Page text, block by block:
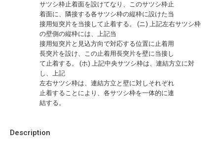
Description
サツシ枠止着面を設けてなり、このサツシ枠止
着面に、隣接する各サツシ枠の縦枠に設けた当
接用短突片を当接して止着する。 (ニ) 上記左右サツシ枠
の壁側の縦枠には、上記当
接用短突片と見込方向で対応する位置に止着用
長突片を設け、この止着用長突片を壁に当接し
て止着する。 (ホ) 上記中央サツシ枠は、連結方立に対
し、上記
左右サツシ枠は、連結方立と壁に対しそれぞれ
止着することにより、各サツシ枠を一体的に連
結する。